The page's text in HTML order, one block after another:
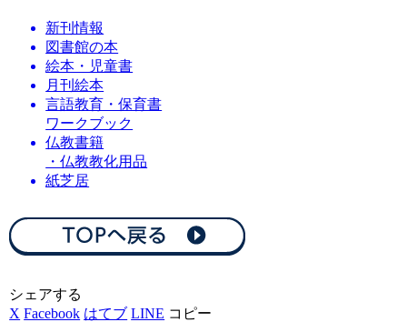
新刊情報
図書館の本
絵本・児童書
月刊絵本
言語教育・保育書
ワークブック
仏教書籍
・仏教教化用品
紙芝居
シェアする
X Facebook はてブ LINE コピー